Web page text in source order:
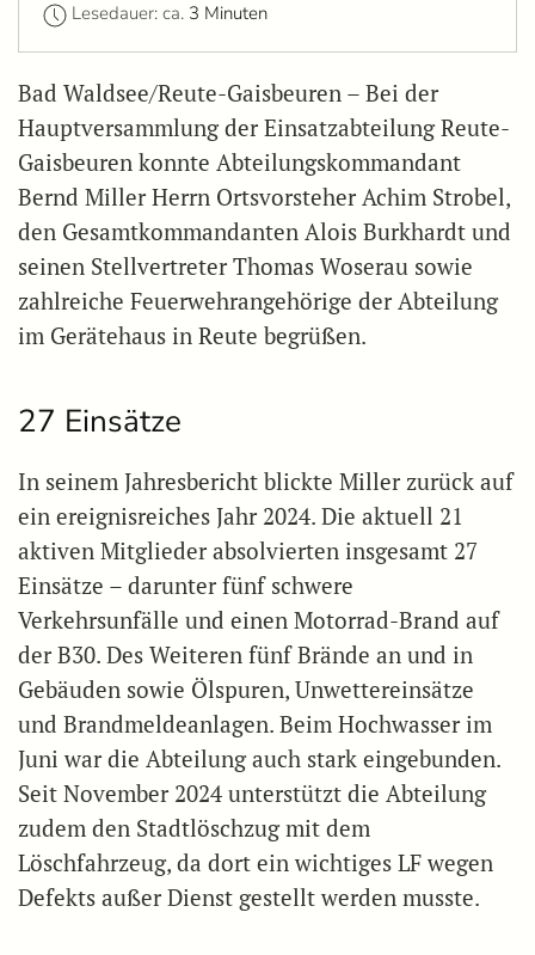
Lesedauer: ca. 3 Minuten
Bad Waldsee/Reute-Gaisbeuren – Bei der
Hauptversammlung der Einsatzabteilung Reute-
Gaisbeuren konnte Abteilungskommandant
Bernd Miller Herrn Ortsvorsteher Achim Strobel,
den Gesamtkommandanten Alois Burkhardt und
seinen Stellvertreter Thomas Woserau sowie
zahlreiche Feuerwehrangehörige der Abteilung
im Gerätehaus in Reute begrüßen.
27 Einsätze
In seinem Jahresbericht blickte Miller zurück auf
ein ereignisreiches Jahr 2024. Die aktuell 21
aktiven Mitglieder absolvierten insgesamt 27
Einsätze – darunter fünf schwere
Verkehrsunfälle und einen Motorrad-Brand auf
der B30. Des Weiteren fünf Brände an und in
Gebäuden sowie Ölspuren, Unwettereinsätze
und Brandmeldeanlagen. Beim Hochwasser im
Juni war die Abteilung auch stark eingebunden.
Seit November 2024 unterstützt die Abteilung
zudem den Stadtlöschzug mit dem
Löschfahrzeug, da dort ein wichtiges LF wegen
Defekts außer Dienst gestellt werden musste.